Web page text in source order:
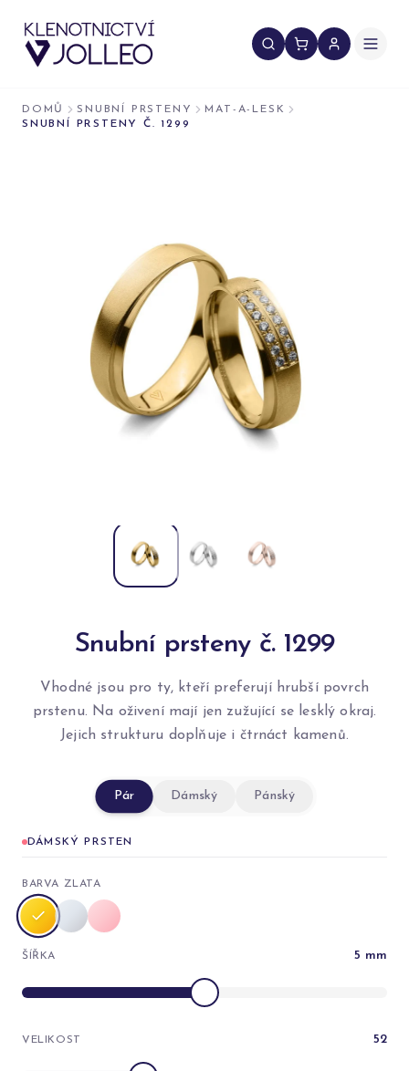
DOMŮ SNUBNÍ PRSTENY
MAT-A-LESK
SNUBNÍ PRSTENY Č. 1299
Snubní prsteny č. 1299
Vhodné jsou pro ty, kteří preferují hrubší povrch
prstenu. Na oživení mají jen zužující se lesklý okraj.
Jejich strukturu doplňuje i čtrnáct kamenů.
Pár Dámský Pánský
DÁMSKÝ PRSTEN
BARVA ZLATA
ŠÍŘKA 5 mm
VELIKOST 52